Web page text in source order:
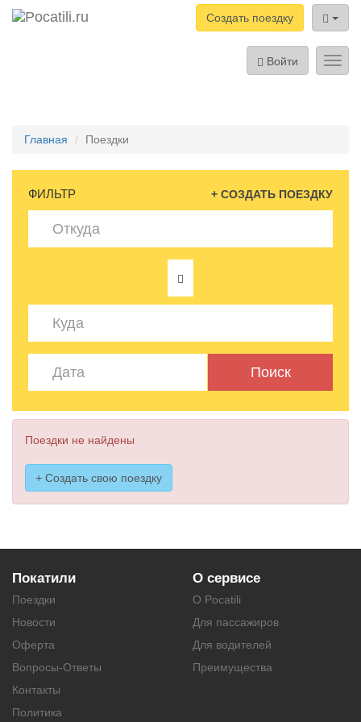
Создать поездку
Войти
Главная Поездки
ФИЛЬТР + СОЗДАТЬ ПОЕЗДКУ
Поиск
Поездки не найдены
+ Создать свою поездку
Покатили
Поездки
Новости
Оферта
Вопросы-Ответы
Контакты
Политика
О сервисе
О Pocatili
Для пассажиров
Для водителей
Преимущества